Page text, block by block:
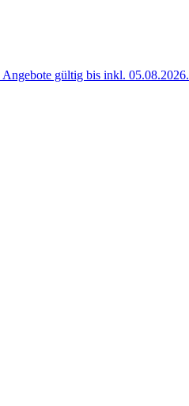
Angebote gültig bis inkl. 05.08.2026.